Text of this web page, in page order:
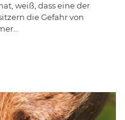
weiß, dass eine der
die Gefahr von